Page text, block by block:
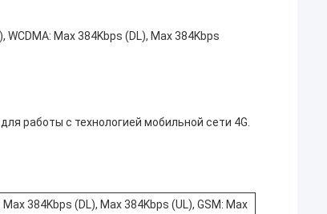
Max 384Kbps (DL), Max 384Kbps
работы с технологией мобильной сети 4G.
384Kbps (DL), Max 384Kbps (UL), GSM: Max